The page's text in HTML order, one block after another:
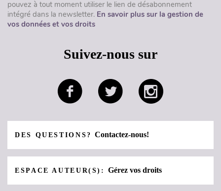
pouvez à tout moment utiliser le lien de désabonnement
intégré dans la newsletter. En savoir plus sur la gestion de
vos données et vos droits
Suivez-nous sur
DES QUESTIONS?Contactez-nous!
ESPACE AUTEUR(S):Gérez vos droits